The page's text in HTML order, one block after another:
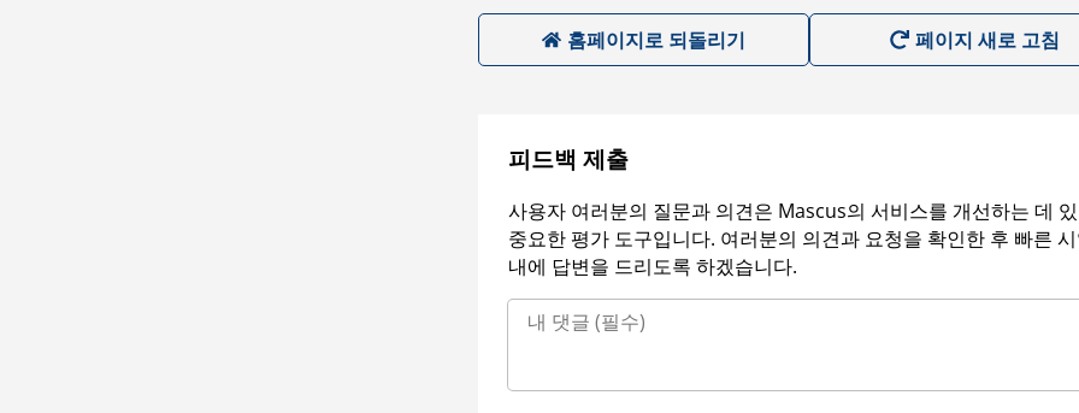
홈페이지로 되돌리기 페이지 새로 고침
피드백 제출
사용자 여러분의 질문과 의견은 Mascus의 서비스를 개선하는 데
중요한 평가 도구입니다. 여러분의 의견과 요청을 확인한 후 빠른
내에 답변을 드리도록 하겠습니다.